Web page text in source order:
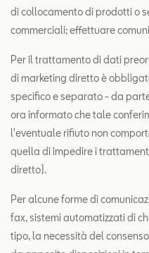
di collocamento di prodotti o
commerciali; effettuare
Per il trattamento di dati
di marketing diretto è
specifico e separato - da
ora informato che tale
l'eventuale rifiuto non
quella di impedire i
diretto).
Per alcune forme di
fax, sistemi automatizzati di
tipo, la necessità del